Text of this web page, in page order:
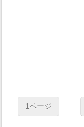
1ページ